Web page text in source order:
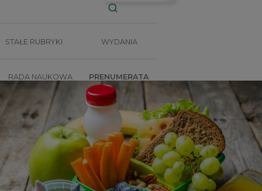
STAŁE RUBRYKI WYDANIA
RADA NAUKOWA PRENUMERATA
SZKOLENIA SKLEP